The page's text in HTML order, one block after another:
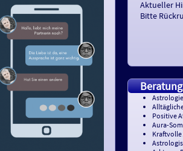
Aktueller
Bitte
Astrologie
Positive
Aura-